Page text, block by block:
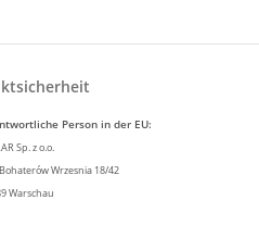
Person in der EU:
Sp. z o.o.
Wrzesnia 18/42
Warschau